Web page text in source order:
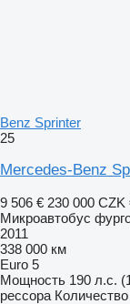
Benz Sprinter
25
Mercedes-Benz
9 506 € 230 000 CZK
Микроавтобус
2011
338 000 км
Euro 5
Мощность 190 л.с.
рессора